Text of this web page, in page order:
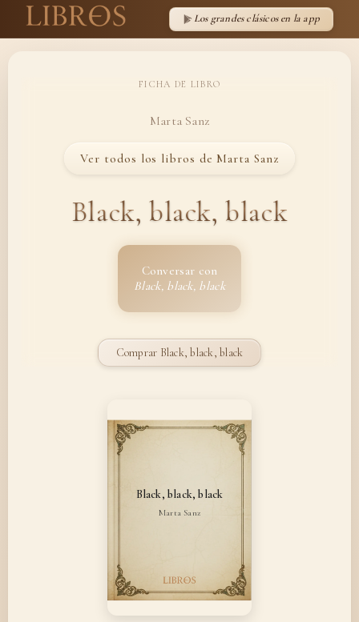
Los grandes clásicos en la app
FICHA DE LIBRO
Marta Sanz
Ver todos los libros de Marta Sanz
Black, black, black
Conversar con
Black, black, black
Comprar Black, black, black
Black, black, black
Marta Sanz